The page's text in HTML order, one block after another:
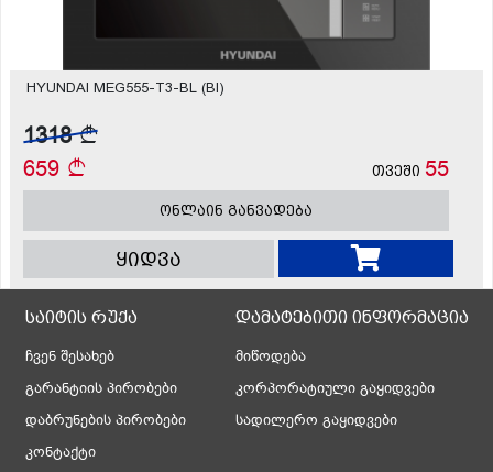
HYUNDAI MEG555-T3-BL (BI)
1318
659
თვეში 55
ონლაინ განვადება
ყიდვა
საიტის რუქა
ჩვენ შესახებ
გარანტიის პირობები
დაბრუნების პირობები
კონტაქტი
დამატებითი ინფორმაცია
მიწოდება
კორპორატიული გაყიდვები
სადილერო გაყიდვები